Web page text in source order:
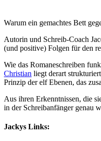
Warum ein gemachtes Bett
Autorin und Schreib-Coach
(und positive) Folgen für den
Wie das Romaneschreiben
Christian liegt derart
Prinzip der elf Ebenen, das
Aus ihren Erkenntnissen, die
in der Schreibanfänger genau
Jackys Links: